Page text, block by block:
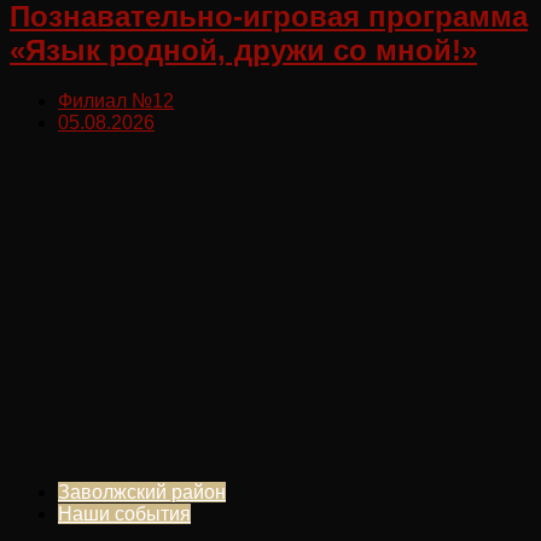
Познавательно-игровая программа
«Язык родной, дружи со мной!»
Филиал №12
05.08.2026
Заволжский район
Наши события